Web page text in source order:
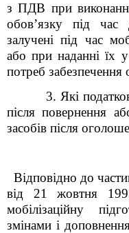
з ПДВ при
обов’язку під час
залучені під час
або при наданні їх
потреб забезпечення
3. Які податкові
після повернення
засобів після
Відповідно до
від 21 жовтня
мобілізаційну
змінами і